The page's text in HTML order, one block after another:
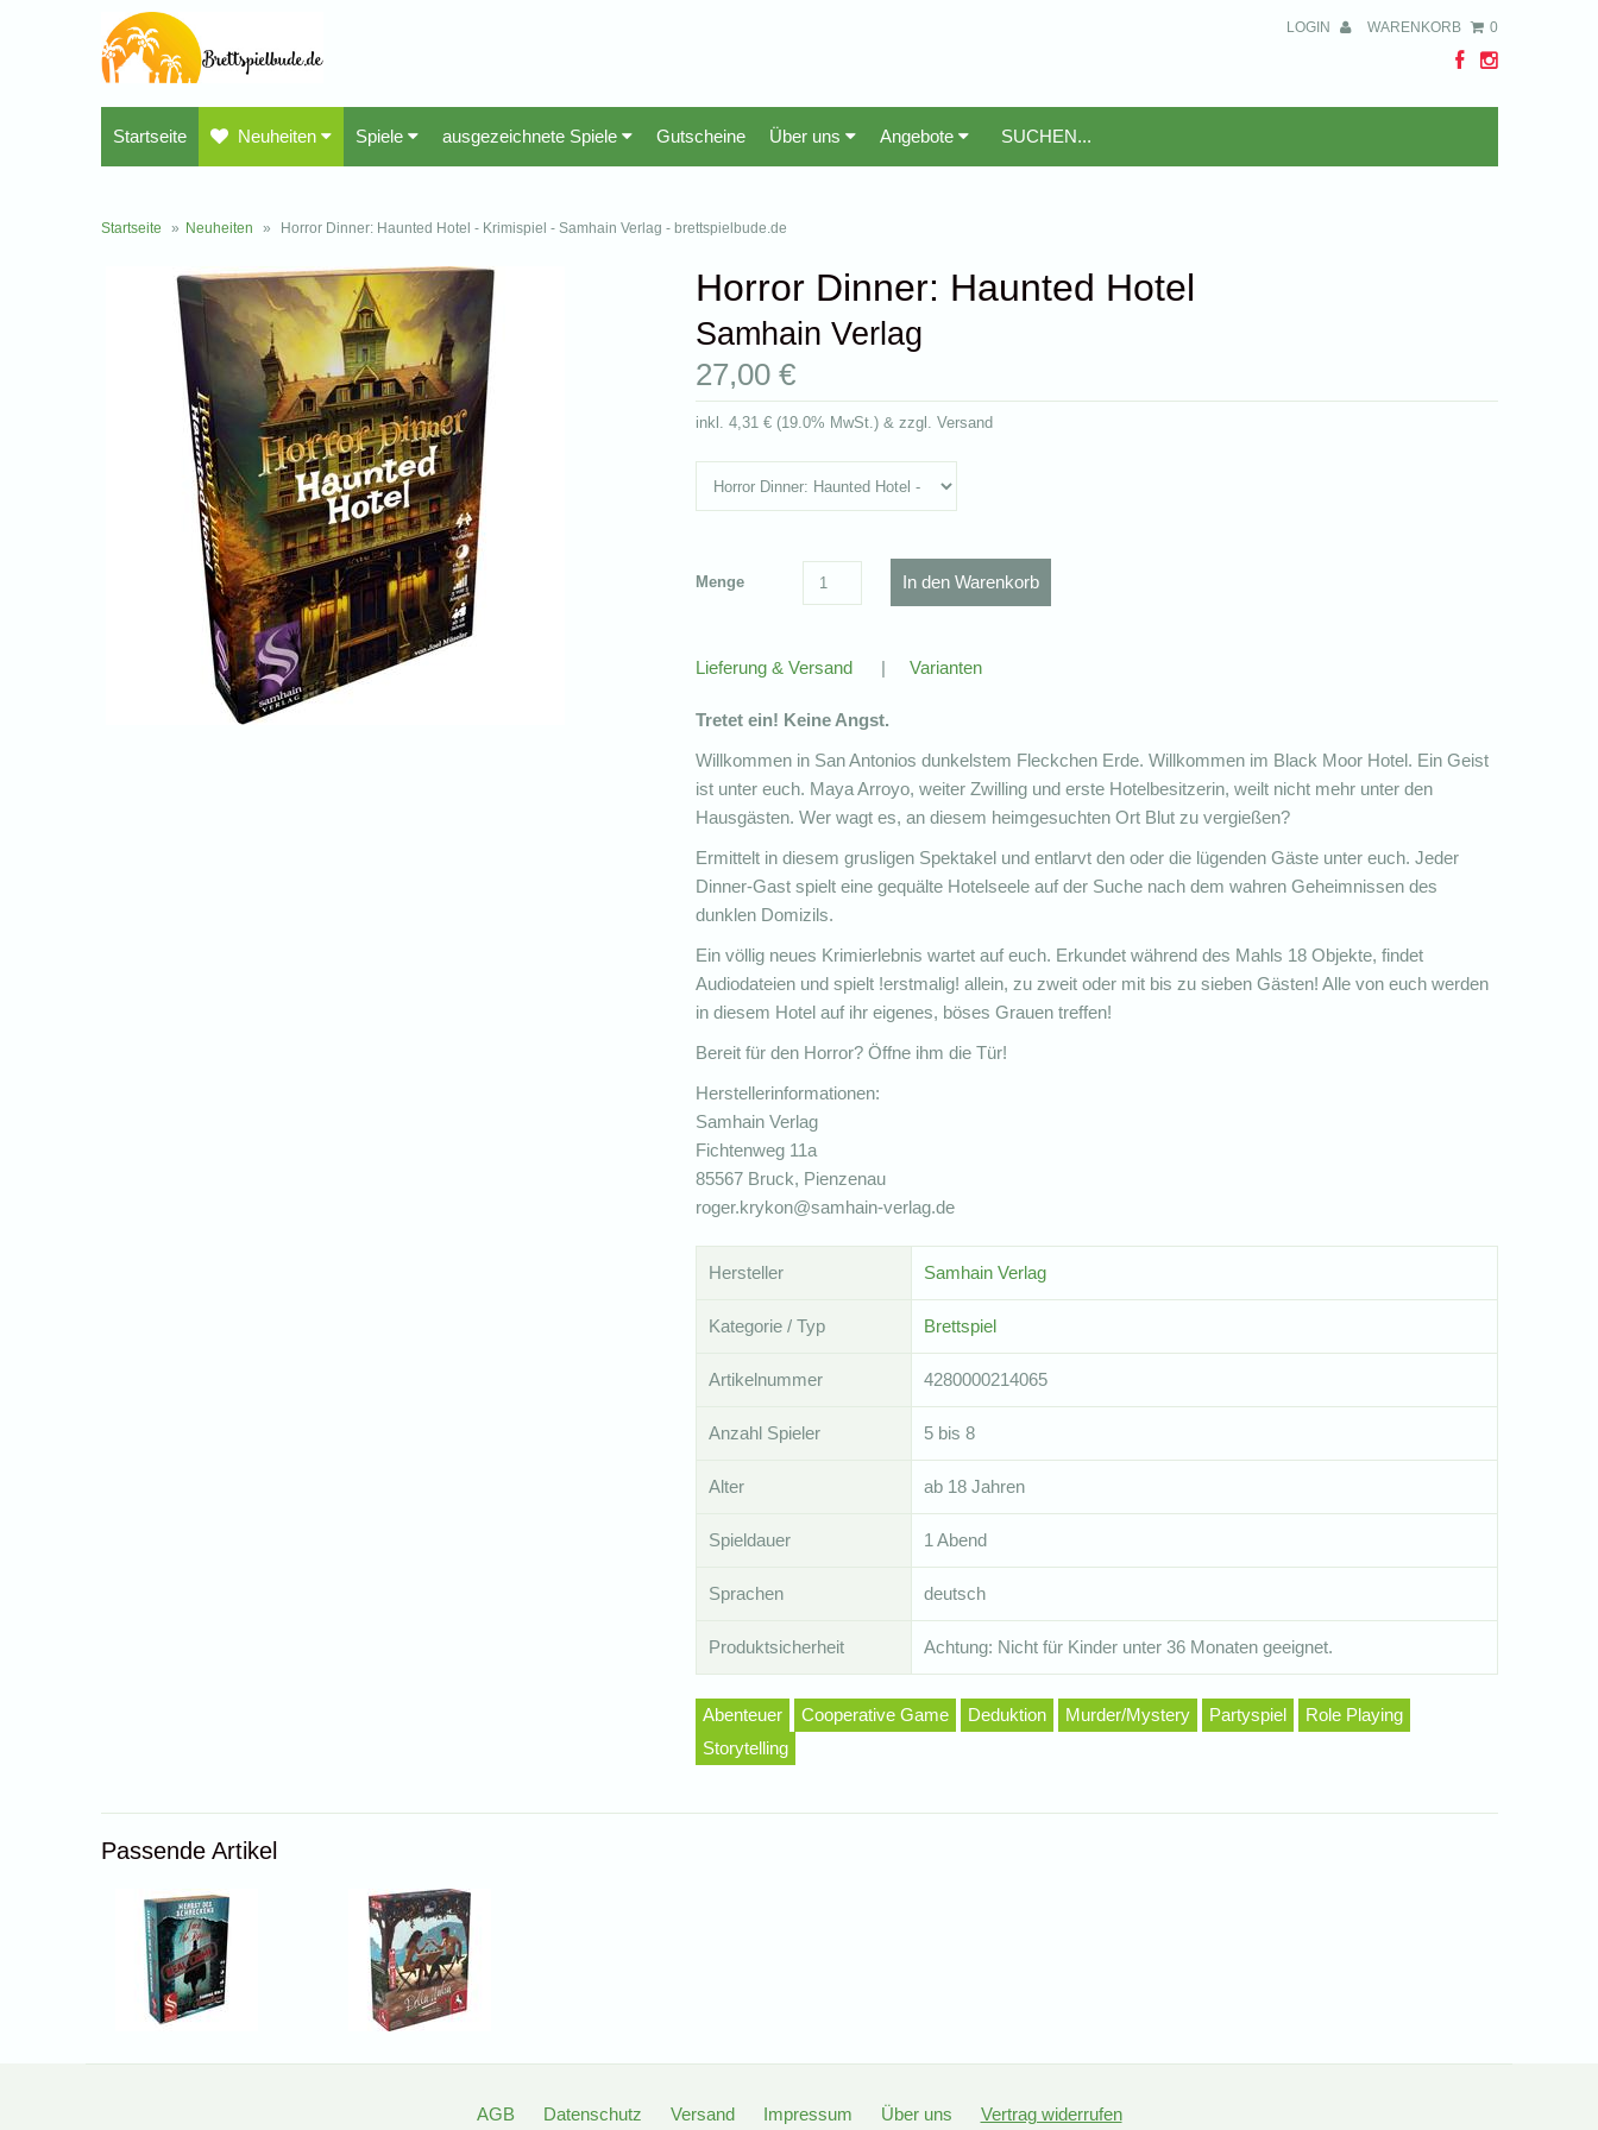
LOGIN WARENKORB 0
Startseite Neuheiten Spiele ausgezeichnete Spiele Gutscheine Über uns Angebote
Startseite » Neuheiten » Horror Dinner: Haunted Hotel - Krimispiel - Samhain Verlag - brettspielbude.de
Horror Dinner: Haunted Hotel
Samhain Verlag
27,00 €
inkl. 4,31 €(19.0% MwSt.) & zzgl. Versand
Menge
Lieferung & Versand | Varianten
Tretet ein! Keine Angst.
Willkommen in San Antonios dunkelstem Fleckchen Erde. Willkommen im Black Moor Hotel. Ein Geist
ist unter euch. Maya Arroyo, weiter Zwilling und erste Hotelbesitzerin, weilt nicht mehr unter den
Hausgästen. Wer wagt es, an diesem heimgesuchten Ort Blut zu vergießen?
Ermittelt in diesem grusligen Spektakel und entlarvt den oder die lügenden Gäste unter euch. Jeder
Dinner-Gast spielt eine gequälte Hotelseele auf der Suche nach dem wahren Geheimnissen des
dunklen Domizils.
Ein völlig neues Krimierlebnis wartet auf euch. Erkundet während des Mahls 18 Objekte, findet
Audiodateien und spielt !erstmalig! allein, zu zweit oder mit bis zu sieben Gästen! Alle von euch werden
in diesem Hotel auf ihr eigenes, böses Grauen treffen!
Bereit für den Horror? Öffne ihm die Tür!
Herstellerinformationen:
Samhain Verlag
Fichtenweg 11a
85567 Bruck, Pienzenau
roger.krykon@samhain-verlag.de
Hersteller Samhain Verlag
Kategorie / Typ Brettspiel
Artikelnummer 4280000214065
Anzahl Spieler 5 bis 8
Alter ab 18 Jahren
Spieldauer 1 Abend
Sprachen deutsch
Produktsicherheit Achtung: Nicht für Kinder unter 36 Monaten geeignet.
Abenteuer Cooperative Game Deduktion Murder/Mystery Partyspiel
Role Playing
Storytelling
Passende Artikel
AGB Datenschutz Versand Impressum Über uns Vertrag widerrufen